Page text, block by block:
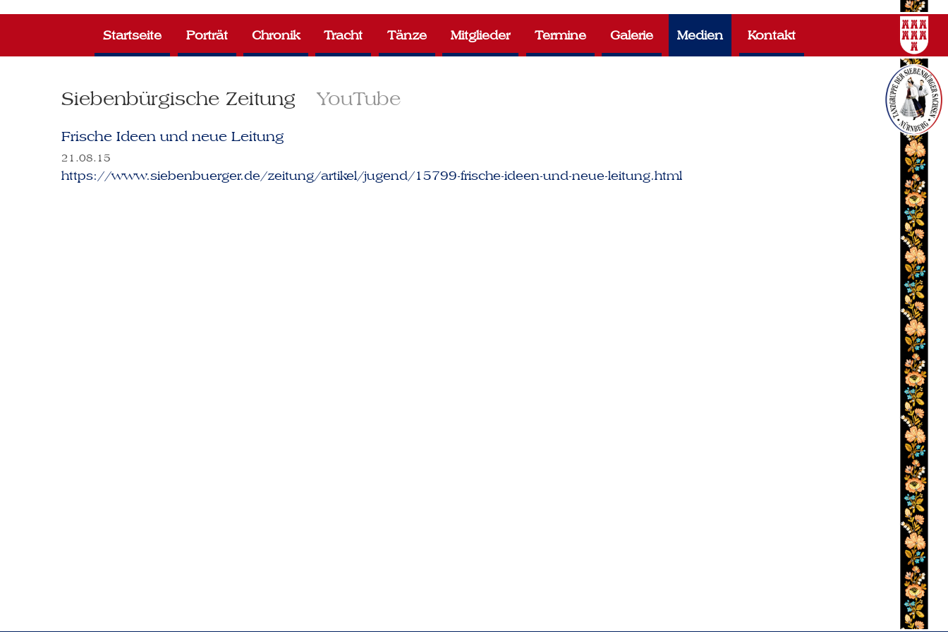
Siebenbürgische Zeitung YouTube
Startseite Porträt Chronik Tracht Tänze Mitglieder Termine Galerie Medien Kontakt
Frische Ideen und neue Leitung
21.08.15
https://www.siebenbuerger.de/zeitung/artikel/jugend/15799-frische-ideen-und-neue-leitung.html